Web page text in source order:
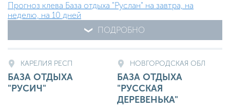
Прогноз клева База отдыха "Руслан" на завтра, на
неделю, на 10 дней
ПОДРОБНО
КАРЕЛИЯ РЕСП
БАЗА ОТДЫХА
"РУСИЧ"
НОВГОРОДСКАЯ ОБЛ
БАЗА ОТДЫХА
"РУССКАЯ
ДЕРЕВЕНЬКА"